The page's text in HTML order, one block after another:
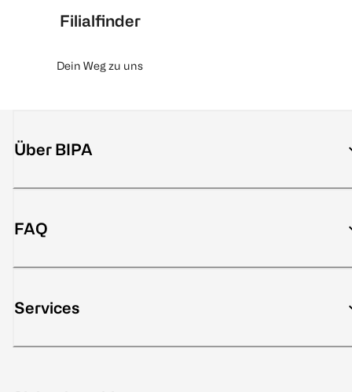
Filialfinder
Dein Weg zu uns
Über BIPA
FAQ
Services